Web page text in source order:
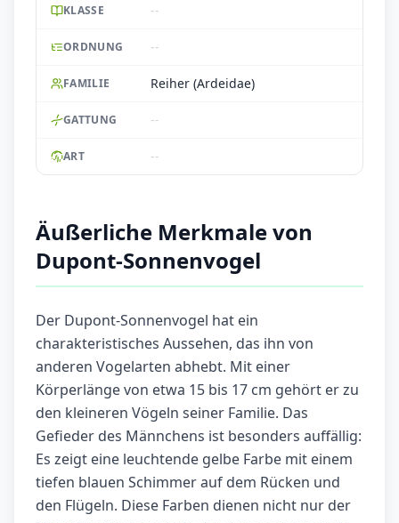
KLASSE --
ORDNUNG --
FAMILIE Reiher (Ardeidae)
GATTUNG --
ART --
Äußerliche Merkmale von
Dupont-Sonnenvogel
Der Dupont-Sonnenvogel hat ein
charakteristisches Aussehen, das ihn von
anderen Vogelarten abhebt. Mit einer
Körperlänge von etwa 15 bis 17 cm gehört er zu
den kleineren Vögeln seiner Familie. Das
Gefieder des Männchens ist besonders auffällig:
Es zeigt eine leuchtende gelbe Farbe mit einem
tiefen blauen Schimmer auf dem Rücken und
den Flügeln. Diese Farben dienen nicht nur der